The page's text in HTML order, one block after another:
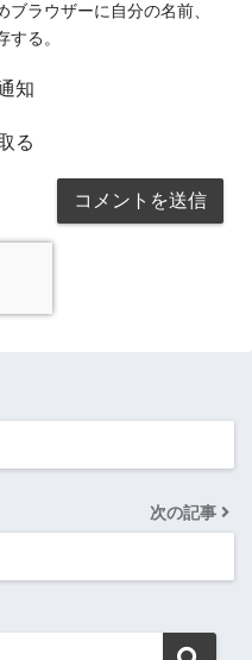
ラウザーに自分の名前、
る。
知
る
次の記事